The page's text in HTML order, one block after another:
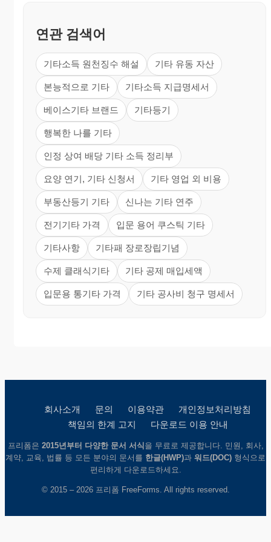
연관 검색어
기타소득 원천징수 해설 기타 유동 자산
본능적으로 기타 기타소득 지급명세서
베이스기타 브랜드 기타등기
행복한 나를 기타
인정 상여 배당 기타 소득 정리부
요양 연기, 기타 신청서 기타 영업 외 비용
부동산등기 기타 신나는 기타 연주
전기기타 가격 입문 용어 쿠스틱 기타
기타사항 기타패 장로장립기념
수제 클래식기타 기타 공제 매입세액
입문용 통기타 가격 기타 공사비 청구 명세서
회사소개 문의 이용약관
개인정보처리방침
책임의 한계 고지
다운로드 이용 안내
프리폼은 2015년부터 다양한 문서 서식 을 무료로 제공합니다. 민원, 회사,
계약, 교육, 법률 등 모든 분야의 문서를 한글(HWP)과 워드(DOC) 형식으로
편리하게 다운로드하세요.
© 2015 – 2026 프리폼 FreeForms. All rights reserved.